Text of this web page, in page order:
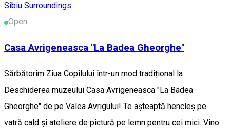
Sibiu Surroundings
Open
Casa Avrigeneasca "La Badea Gheorghe"
Sărbătorim Ziua Copilului într-un mod tradițional la
Deschiderea muzeului Casa Avrigeneasca "La Badea
Gheorghe" de pe Valea Avrigului! Te așteaptă hencleș pe
vatră cald și ateliere de pictură pe lemn pentru cei mici. Vino